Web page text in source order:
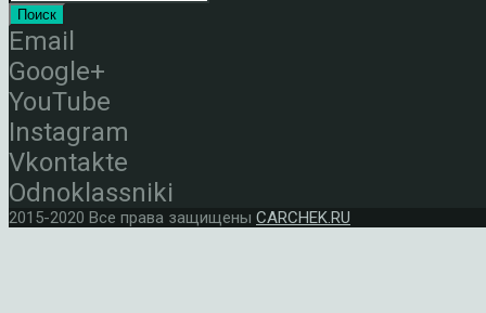
Поиск
Email
Google+
YouTube
Instagram
Vkontakte
Odnoklassniki
2015-2020 Все права защищены CARCHEK.RU